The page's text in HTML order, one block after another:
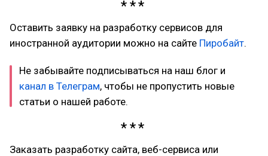
Оставить заявку на разработку сервисов для
иностранной аудитории можно на сайте Пиробайт.
Не забывайте подписываться на наш блог и
канал в Телеграм, чтобы не пропустить новые
статьи о нашей работе.
Заказать разработку сайта, веб-сервиса или